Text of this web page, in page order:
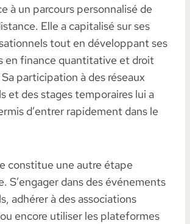
à un parcours personnalisé de
Elle a capitalisé sur ses
tout en développant ses
en finance quantitative et droit
participation à des réseaux
et des stages temporaires lui a
d’entrer rapidement dans le
constitue une autre étape
S’engager dans des événements
adhérer à des associations
encore utiliser les plateformes